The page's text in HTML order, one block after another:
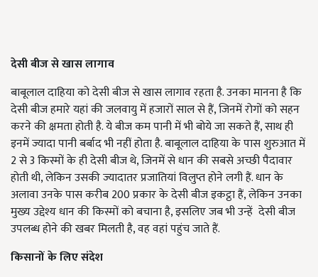
देसी बीज से खास लागाव
बाबूलाल दाहिया को देसी बीज से खास लागाव रहता है. उनका मानना है कि
देसी बीज हमारे यहां की जलवायु में हजारों साल से हैं, जिनमें रोगों को सहन
करने की क्षमता होती है. ये बीज कम पानी में भी बोये जा सकते हैं, साथ ही
इनमें ज्यादा पानी बर्बाद भी नहीं होता है. बाबूलाल दाहिया के पास शुरुआत में
2 से 3 किस्मों के ही देसी बीज थे, जिनमें से धान की सबसे अच्छी पैदावार
होती थी, लेकिन उसकी ज्यादातर प्रजातियां विलुप्त होने लगी हैं. धान के
अलावा उनके पास करीब 200 प्रकार के देसी बीज इकट्ठा हैं, लेकिन उनका
मुख्य उद्देश्य धान की किस्मों को बचाना है, इसलिए जब भी उन्हें देसी बीज
उपलब्ध होने की खबर मिलती है, वह वहां पहुंच जाते हैं.
किसानों के लिए संदेश